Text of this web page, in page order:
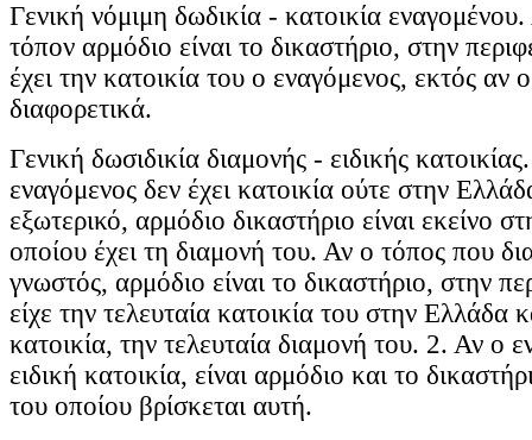
Γενική νόμιμη δωδικία - κατοικία
τόπον αρμόδιο είναι το δικαστήριο, στην
έχει την κατοικία του ο εναγόμενος, εκτός αν
διαφορετικά.
Γενική δωσιδικία διαμονής - ειδικής
εναγόμενος δεν έχει κατοικία ούτε στην
εξωτερικό, αρμόδιο δικαστήριο είναι εκείνο
οποίου έχει τη διαμονή του. Αν ο τόπος που
γνωστός, αρμόδιο είναι το δικαστήριο, στην
είχε την τελευταία κατοικία του στην Ελλάδα
κατοικία, την τελευταία διαμονή του. 2. Αν ο
ειδική κατοικία, είναι αρμόδιο και το
του οποίου βρίσκεται αυτή.